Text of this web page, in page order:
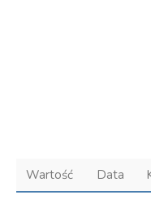
Wartość Data